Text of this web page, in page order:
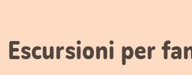
Escursioni per